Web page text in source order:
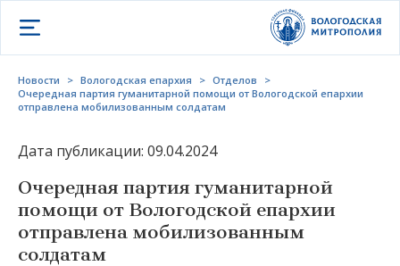
Открыть меню
Новости > Вологодская епархия > Отделов
>
Очередная партия гуманитарной помощи от Вологодской епархии
отправлена мобилизованным солдатам
Дата публикации: 09.04.2024
Очередная партия гуманитарной
помощи от Вологодской епархии
отправлена мобилизованным
солдатам